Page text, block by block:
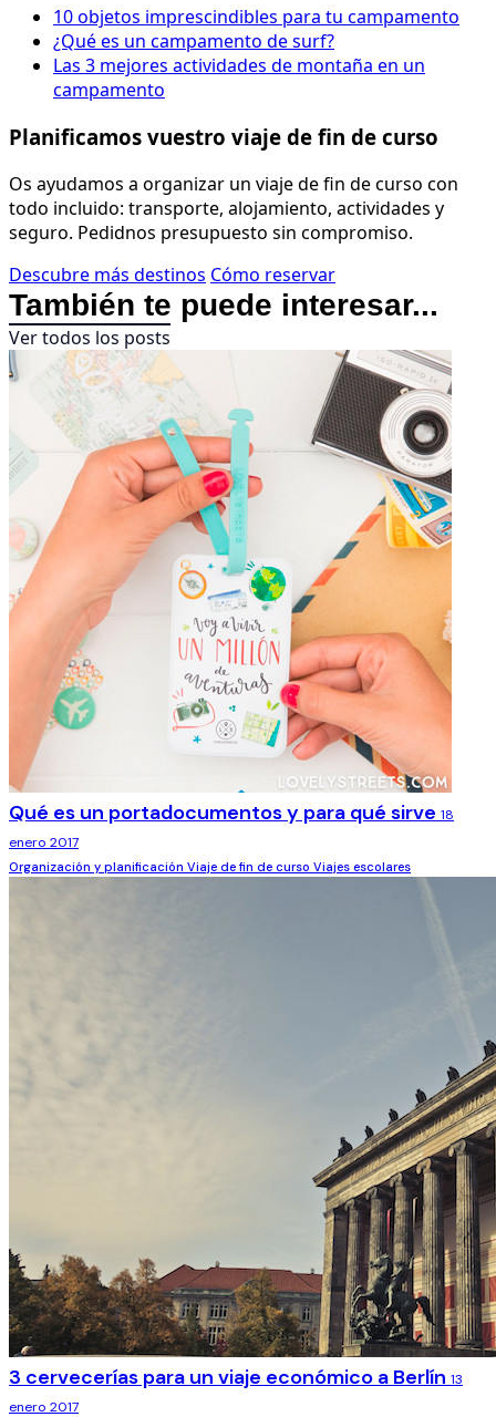
10 objetos imprescindibles para tu campamento
¿Qué es un campamento de surf?
Las 3 mejores actividades de montaña en un
campamento
Planificamos vuestro viaje de fin de curso
Os ayudamos a organizar un viaje de fin de curso con
todo incluido: transporte, alojamiento, actividades y
seguro. Pedidnos presupuesto sin compromiso.
Descubre más destinos Cómo reservar
También te puede interesar...
Ver todos los posts
Qué es un portadocumentos y para qué sirve 18
enero 2017
Organización y planificación Viaje de fin de curso Viajes escolares
3 cervecerías para un viaje económico a Berlín 13
enero 2017